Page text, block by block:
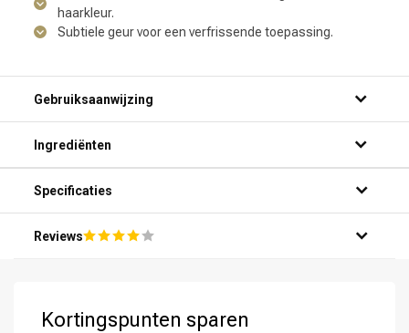
Omvorming CombiDeals
haarkleur.
Subtiele geur voor een verfrissende toepassing.
Gebruiksaanwijzing
Ingrediënten
Specificaties
Reviews
Kortingspunten sparen